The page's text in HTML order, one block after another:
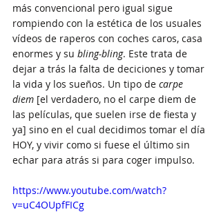
más convencional pero igual sigue
rompiendo con la estética de los usuales
vídeos de raperos con coches caros, casa
enormes y su bling-bling. Este trata de
dejar a trás la falta de deciciones y tomar
la vida y los sueños. Un tipo de carpe
diem [el verdadero, no el carpe diem de
las películas, que suelen irse de fiesta y
ya] sino en el cual decidimos tomar el día
HOY, y vivir como si fuese el último sin
echar para atrás si para coger impulso.
https://www.youtube.com/watch?
v=uC4OUpfFICg